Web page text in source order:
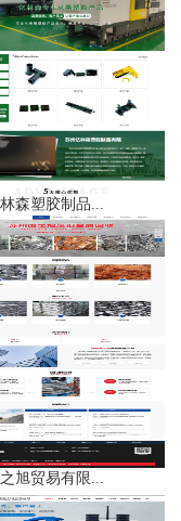
森塑胶制品...
旭贸易有限...